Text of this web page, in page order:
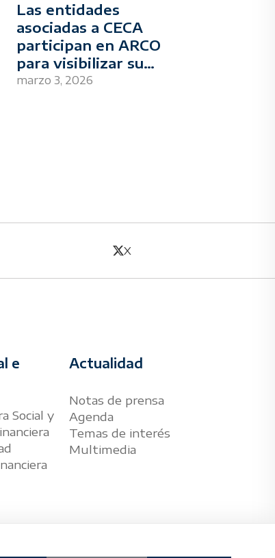
Las entidades
asociadas a CECA
participan en ARCO
para visibilizar su
patrimonio artístico y
marzo 3, 2026
X
e
Social y
Actualidad
Notas de prensa
Agenda
Temas de interés
Multimedia